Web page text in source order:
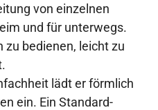
von einzelnen
und für unterwegs.
zu bedienen, leicht zu
lädt er förmlich
ein. Ein Standard-